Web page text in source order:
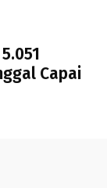
Capai